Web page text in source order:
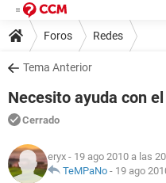
Foros Redes
Tema Anterior
Necesito ayuda con
Cerrado
eryx - 19 ago 2010 a las
TeMPaNo - 19 ago